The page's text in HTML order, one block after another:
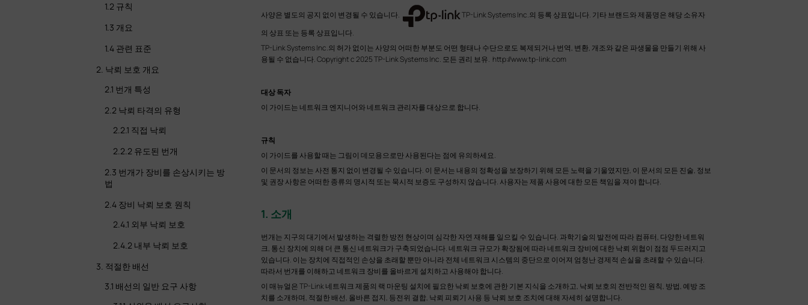
1.2 규칙
1.3 개요
1.4 관련 표준
2. 낙뢰 보호 개요
2.1 번개 특성
2.2 낙뢰 타격의 유형
2.2.1 직접 낙뢰
2.2.2 유도된 번개
2.3 번개가 장비를 손상시키는 방
법
2.4 장비 낙뢰 보호 원칙
2.4.1 외부 낙뢰 보호
2.4.2 내부 낙뢰 보호
3. 적절한 배선
3.1 배선의 일반 요구 사항
사양은 별도의 공지 없이 변경될 수 있습니다.
TP-Link Systems Inc.의 등록 상표입니다. 기타 브랜드와 제품명은 해당 소유자
의 상표 또는 등록 상표입니다.
TP-Link Systems Inc.의 허가 없이는 사양의 어떠한 부분도 어떤 형태나 수단으로도 복제되거나 번역, 변환, 개조와 같은 파생물을 만들기 위해 사
용될 수 없습니다. Copyright c 2025 TP-Link Systems Inc. 모든 권리 보유. http://www.tp-link.com
대상 독자
이 가이드는 네트워크 엔지니어와 네트워크 관리자를 대상으로 합니다.
규칙
이 가이드를 사용할 때는 그림이 데모용으로만 사용된다는 점에 유의하세요.
이 문서의 정보는 사전 통지 없이 변경될 수 있습니다. 이 문서는 내용의 정확성을 보장하기 위해 모든 노력을 기울였지만, 이 문서의 모든 진술, 정보
및 권장 사항은 어떠한 종류의 명시적 또는 묵시적 보증도 구성하지 않습니다. 사용자는 제품 사용에 대한 모든 책임을 져야 합니다.
1. 소개
번개는 지구의 대기에서 발생하는 격렬한 방전 현상이며 심각한 자연 재해를 일으킬 수 있습니다. 과학기술의 발전에 따라 컴퓨터, 다양한 네트워
크, 통신 장치에 의해 더 큰 통신 네트워크가 구축되었습니다. 네트워크 규모가 확장됨에 따라 네트워크 장비에 대한 낙뢰 위협이 점점 두드러지고
있습니다. 이는 장치에 직접적인 손상을 초래할 뿐만 아니라 전체 네트워크 시스템의 중단으로 이어져 엄청난 경제적 손실을 초래할 수 있습니다.
따라서 번개를 이해하고 네트워크 장비를 올바르게 설치하고 사용해야 합니다.
이 매뉴얼은 TP-Link 네트워크 제품의 랙 마운팅 설치에 필요한 낙뢰 보호에 관한 기본 지식을 소개하고, 낙뢰 보호의 전반적인 원칙, 방법, 예방 조
치를 소개하며, 적절한 배선, 올바른 접지, 등전위 결합, 낙뢰 피뢰기 사용 등 낙뢰 보호 조치에 대해 자세히 설명합니다.